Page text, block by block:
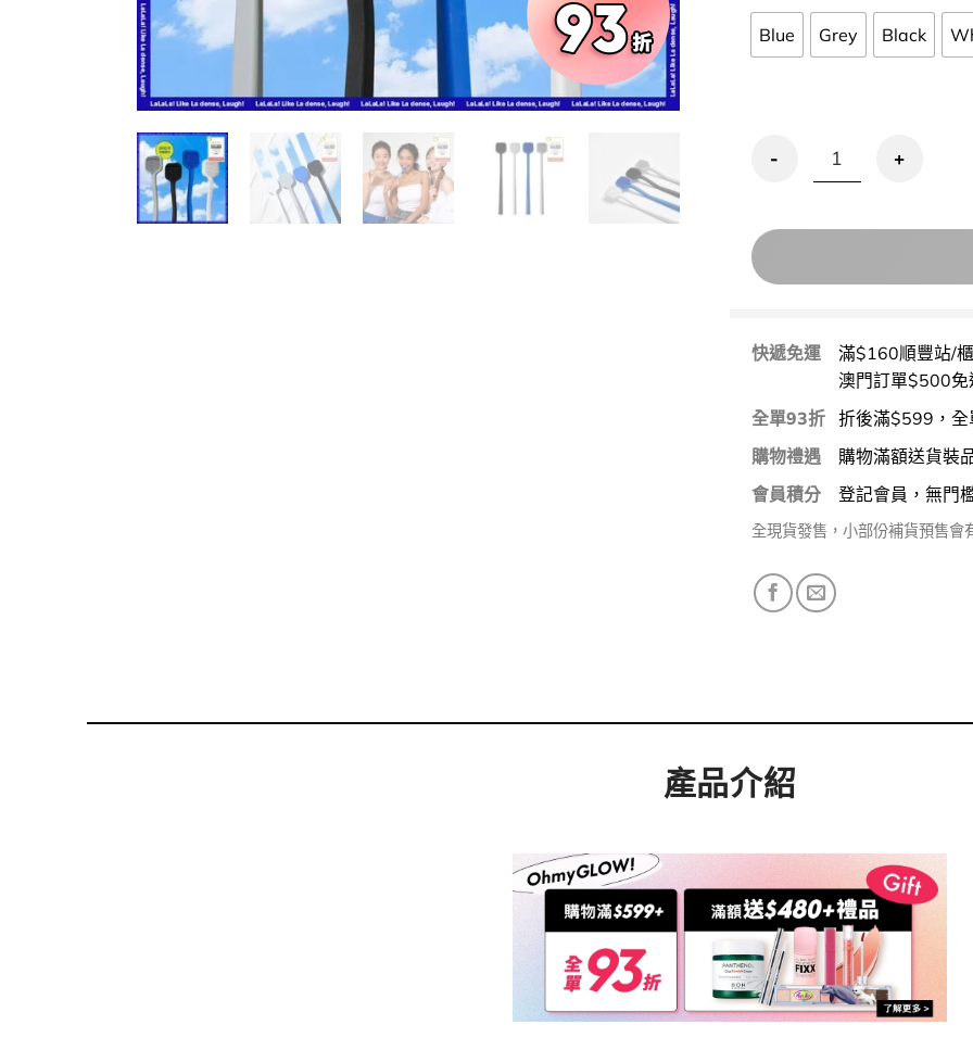
Blue Grey Black
OliveYoung🏆 雙重刮片
快遞免運
滿$160順豐站/
澳門訂單$500免
全單93折 折後滿$599，全
購物禮遇
購物滿額送貨裝
會員積分
登記會員，無門
全現貨發售，小部份補貨預售會
產品介紹